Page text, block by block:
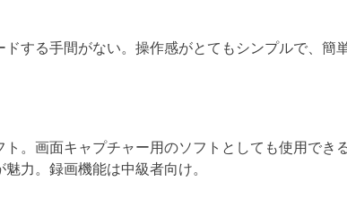
する手間がない。操作感がとてもシンプルで、簡
。画面キャプチャー用のソフトとしても使用で
力。録画機能は中級者向け。